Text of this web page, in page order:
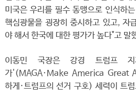
미국은 우리를 필수 동맹으로 인식하
핵심광물을 굉장히 중시하고 있고, 자
야 해서 한국에 대한 평가가 높다"고 말
이동민 국장은 강경 트럼프
가'(MAGA·Make America Great
하게·트럼프의 선거 구호) 세력이 트